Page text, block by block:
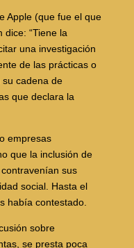
Apple (que fue el que
dice: “Tiene la
una investigación
de las prácticas o
cadena de
que declara la
empresas
que la inclusión de
sus
social. Hasta el
había contestado.
sobre
se presta poca